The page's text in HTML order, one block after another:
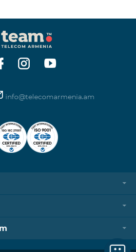
info@telecomarmenia.am